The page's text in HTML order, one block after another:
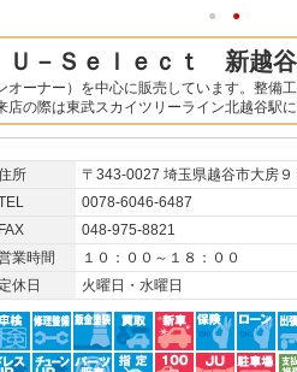
－Ｓｅｌｅｃｔ 新越谷
オーナー）を中心に販売しています。整備
の際は東武スカイツリーライン北越谷駅に
所
〒343-0027 埼玉県越谷市大房９
0078-6046-6487
FAX
048-975-8821
業時間
１０：００～１８：００
定休日
火曜日・水曜日